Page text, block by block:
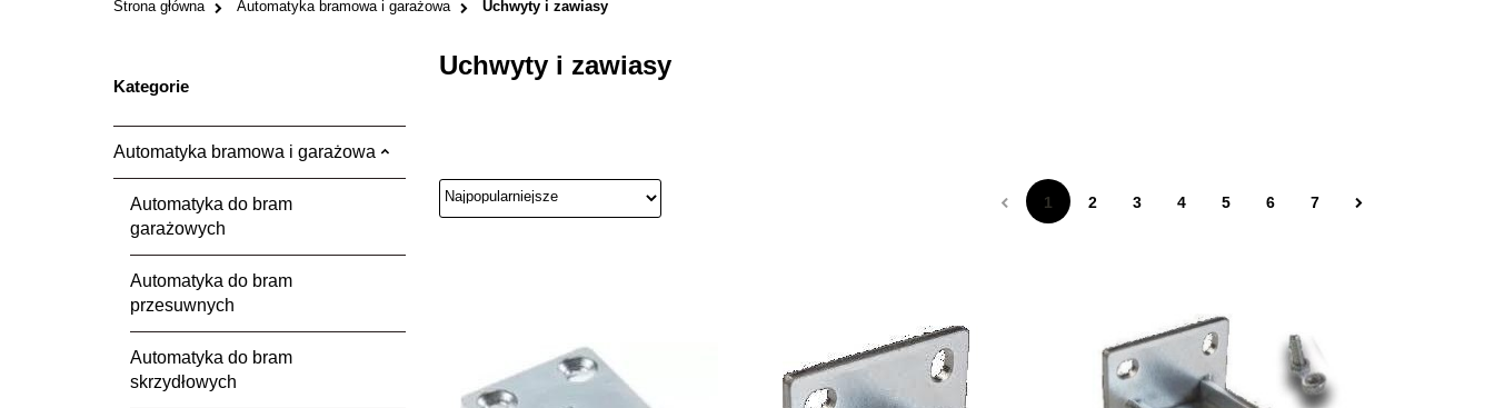
Strona główna Automatyka bramowa i garażowa Uchwyty i zawiasy
Kategorie
Automatyka bramowa i garażowa
Automatyka do bram
garażowych
Automatyka do bram
przesuwnych
Automatyka do bram
skrzydłowych
Uchwyty i zawiasy
1 2 3 4 5 6 7